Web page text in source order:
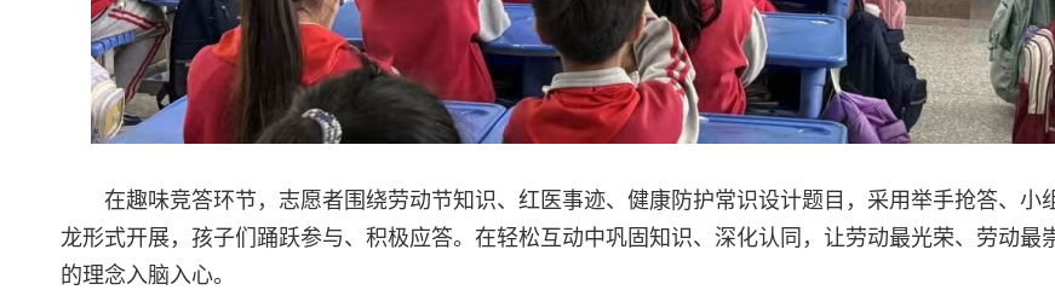
在趣味竞答环节，志愿者围绕劳动节知识、红医事迹、健康防护常识设计题目，采用举手抢答、小
龙形式开展，孩子们踊跃参与、积极应答。在轻松互动中巩固知识、深化认同，让劳动最光荣、劳动最
的理念入脑入心。